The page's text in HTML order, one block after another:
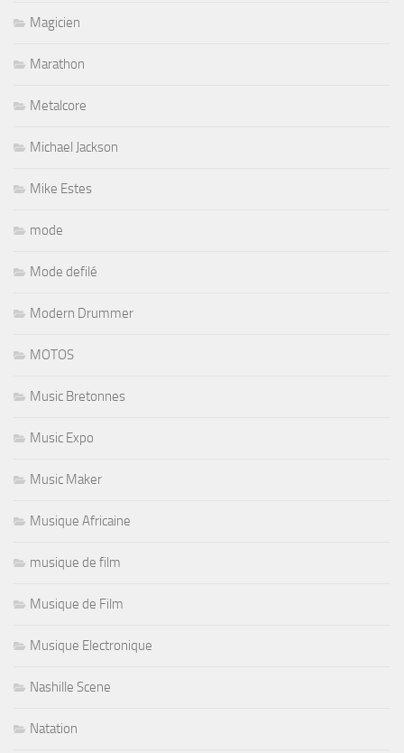
Magicien
Marathon
Metalcore
Michael Jackson
Mike Estes
mode
Mode defilé
Modern Drummer
MOTOS
Music Bretonnes
Music Expo
Music Maker
Musique Africaine
musique de film
Musique de Film
Musique Electronique
Nashille Scene
Natation